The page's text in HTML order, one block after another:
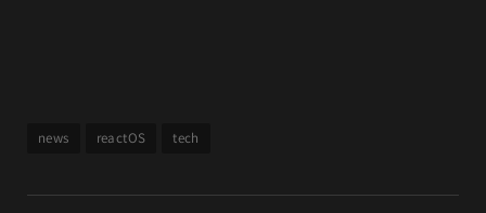
news reactOS tech